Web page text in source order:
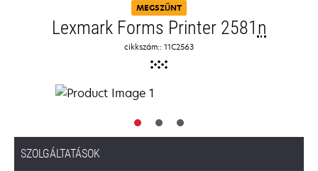
MEGSZŰNT
Lexmark Forms Printer 2581 n
cikkszám:: 11C2563
SZOLGÁLTATÁSOK